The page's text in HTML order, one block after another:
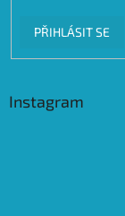
PŘIHLÁSIT SE
Instagram